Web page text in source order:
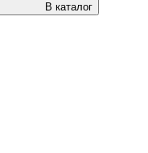
В каталог